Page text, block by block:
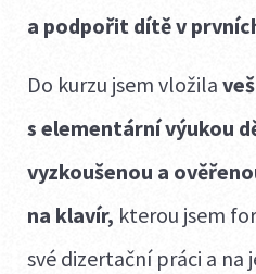
a podpořit dítě v
Do kurzu jsem vložila
s elementární výukou
vyzkoušenou a
na klavír, kterou jsem
své dizertační práci a